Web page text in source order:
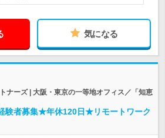
気になる
ナーズ | 大阪・東京の一等地オフィス／「知恵
験者募集★年休120日★リモートワーク